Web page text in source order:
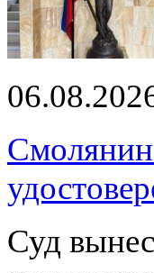
Смолянин
Суд